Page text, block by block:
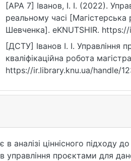
[APA 7] Іванов, І. І. (2022).
реальному часі [Магістерська
Шевченка]. eKNUTSHIR.
[ДСТУ] Іванов І. І. Управління
кваліфікаційна робота
https://ir.library.knu.ua/handle/
аналізі ціннісного підходу
проєктами для